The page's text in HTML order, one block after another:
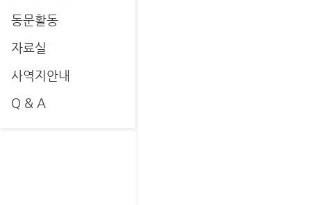
동문활동
자료실
사역지안내
Q & A